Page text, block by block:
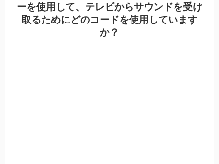
ーを使用して、テレビからサウンドを受け
取るためにどのコードを使用しています
か？